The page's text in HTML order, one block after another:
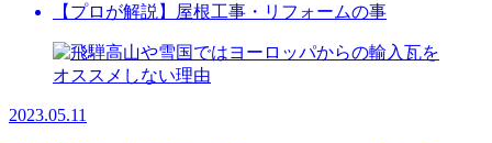
【プロが解説】屋根工事・リフォームの事
2023.05.11